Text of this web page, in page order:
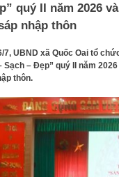
quý II năm 2026
nhập thôn
7, UBND xã Quốc Oai tổ
Sạch – Đẹp” quý II năm
thôn.